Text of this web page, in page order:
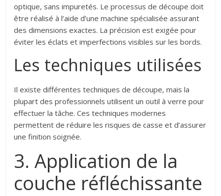
optique, sans impuretés. Le processus de découpe doit
être réalisé à l’aide d’une machine spécialisée assurant
des dimensions exactes. La précision est exigée pour
éviter les éclats et imperfections visibles sur les bords.
Les techniques utilisées
Il existe différentes techniques de découpe, mais la
plupart des professionnels utilisent un outil à verre pour
effectuer la tâche. Ces techniques modernes
permettent de réduire les risques de casse et d’assurer
une finition soignée.
3. Application de la
couche réfléchissante